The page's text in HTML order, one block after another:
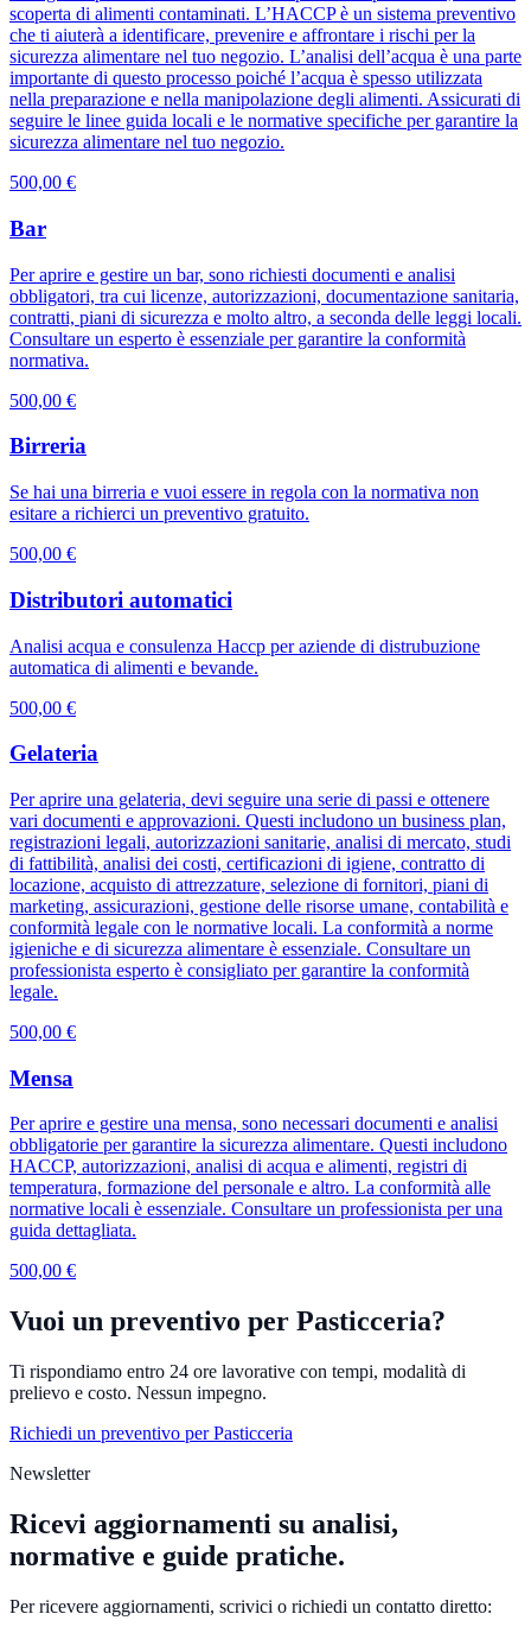
scoperta di alimenti contaminati. L’HACCP è un sistema preventivo
che ti aiuterà a identificare, prevenire e affrontare i rischi per la
sicurezza alimentare nel tuo negozio. L’analisi dell’acqua è una parte
importante di questo processo poiché l’acqua è spesso utilizzata
nella preparazione e nella manipolazione degli alimenti. Assicurati di
seguire le linee guida locali e le normative specifiche per garantire la
sicurezza alimentare nel tuo negozio.
500,00 €
Bar
Per aprire e gestire un bar, sono richiesti documenti e analisi
obbligatori, tra cui licenze, autorizzazioni, documentazione sanitaria,
contratti, piani di sicurezza e molto altro, a seconda delle leggi locali.
Consultare un esperto è essenziale per garantire la conformità
normativa.
500,00 €
Birreria
Se hai una birreria e vuoi essere in regola con la normativa non
esitare a richierci un preventivo gratuito.
500,00 €
Distributori automatici
Analisi acqua e consulenza Haccp per aziende di distrubuzione
automatica di alimenti e bevande.
500,00 €
Gelateria
Per aprire una gelateria, devi seguire una serie di passi e ottenere
vari documenti e approvazioni. Questi includono un business plan,
registrazioni legali, autorizzazioni sanitarie, analisi di mercato, studi
di fattibilità, analisi dei costi, certificazioni di igiene, contratto di
locazione, acquisto di attrezzature, selezione di fornitori, piani di
marketing, assicurazioni, gestione delle risorse umane, contabilità e
conformità legale con le normative locali. La conformità a norme
igieniche e di sicurezza alimentare è essenziale. Consultare un
professionista esperto è consigliato per garantire la conformità
legale.
500,00 €
Mensa
Per aprire e gestire una mensa, sono necessari documenti e analisi
obbligatorie per garantire la sicurezza alimentare. Questi includono
HACCP, autorizzazioni, analisi di acqua e alimenti, registri di
temperatura, formazione del personale e altro. La conformità alle
normative locali è essenziale. Consultare un professionista per una
guida dettagliata.
500,00 €
Vuoi un preventivo per Pasticceria?
Ti rispondiamo entro 24 ore lavorative con tempi, modalità di
prelievo e costo. Nessun impegno.
Richiedi un preventivo per Pasticceria
Newsletter
Ricevi aggiornamenti su analisi,
normative e guide pratiche.
Per ricevere aggiornamenti, scrivici o richiedi un contatto diretto: